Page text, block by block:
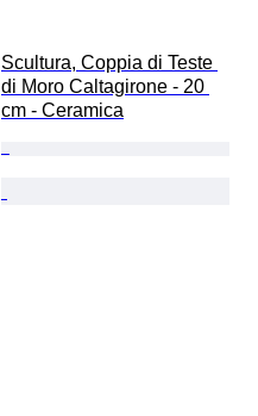
Scultura, Coppia di Teste
di Moro Caltagirone - 20
cm - Ceramica